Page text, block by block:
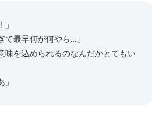
て最早何が何やら...」
味を込められるのなんだかとてもい